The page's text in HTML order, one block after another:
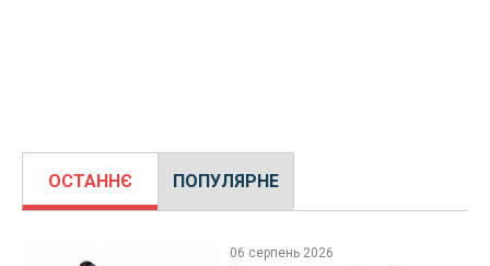
ОСТАННЄ ПОПУЛЯРНЕ
06 серпень 2026